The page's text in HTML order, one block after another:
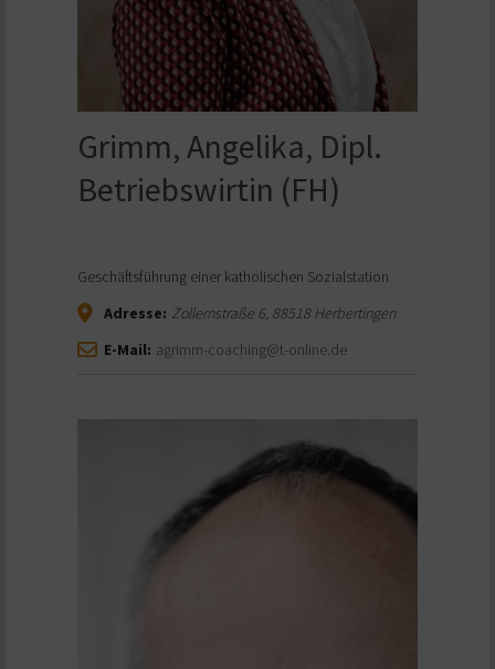
Grimm, Angelika, Dipl.
Betriebswirtin (FH)
Geschäftsführung einer katholischen Sozialstation
Adresse: Zollernstraße 6, 88518Herbertingen
E-Mail: agrimm-coaching@t-online.de